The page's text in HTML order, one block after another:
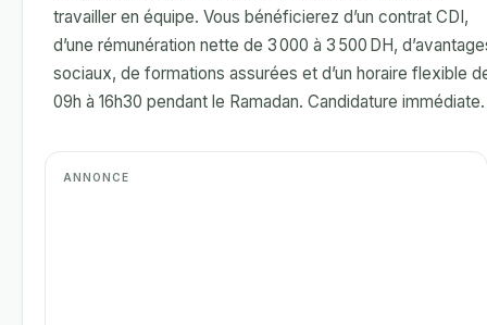
travailler en équipe. Vous bénéficierez d’un contrat CDI,
d’une rémunération nette de 3 000 à 3 500 DH,
sociaux, de formations assurées et d’un horaire flexible
09h à 16h30 pendant le Ramadan. Candidature immédiate.